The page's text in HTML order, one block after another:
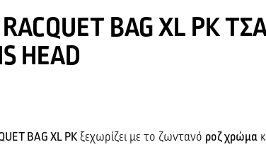
BAG XL PK
HEAD
BAG XL PKξεχωρίζει με το ζωντανό ροζ χρώμα